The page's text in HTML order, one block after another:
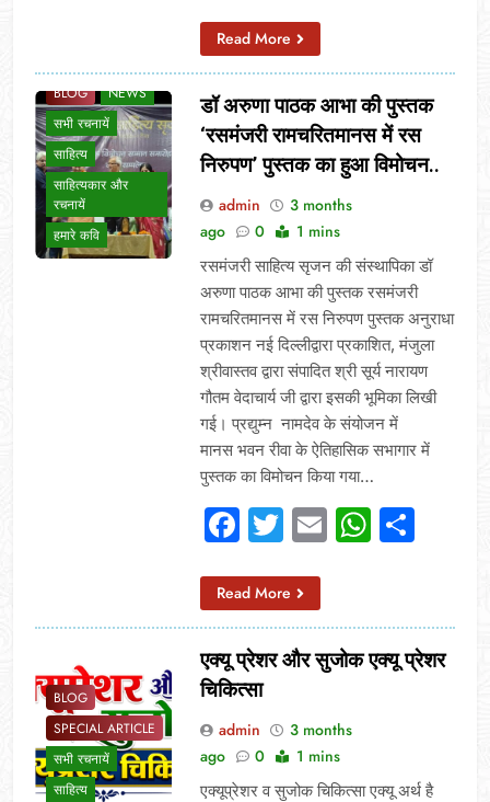
Read More
BLOG
NEWS
सभी रचनायें
साहित्य
साहित्यकार और
रचनायें
हमारे कवि
डॉ अरुणा पाठक आभा की पुस्तक
‘रसमंजरी रामचरितमानस में रस
निरुपण’ पुस्तक का हुआ विमोचन..
admin
3 months
ago
0 1 mins
रसमंजरी साहित्य सृजन की संस्थापिका डॉ
अरुणा पाठक आभा की पुस्तक रसमंजरी
रामचरितमानस में रस निरुपण पुस्तक अनुराधा
प्रकाशन नई दिल्लीद्वारा प्रकाशित, मंजुला
श्रीवास्तव द्वारा संपादित श्री सूर्य नारायण
गौतम वेदाचार्य जी द्वारा इसकी भूमिका लिखी
गई। प्रद्युम्न नामदेव के संयोजन में
मानस भवन रीवा के ऐतिहासिक सभागार में
पुस्तक का विमोचन किया गया…
Facebook
Twitter
Email
Read More
BLOG
SPECIAL ARTICLE
सभी रचनायें
साहित्य
एक्यू प्रेशर और सुजोक एक्यू प्रेशर
चिकित्सा
admin
3 months
ago
0 1 mins
एक्यूप्रेशर व सुजोक चिकित्सा एक्यू अर्थ है